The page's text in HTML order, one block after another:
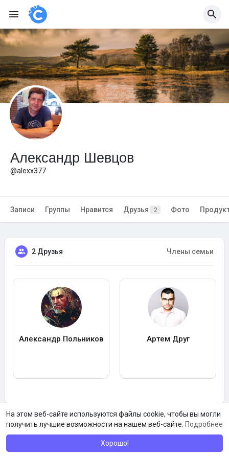
На этом веб-сайте используются файлы cookie, чтобы вы могли
получить лучшие возможности на нашем веб-сайте. Подробнее
Хорошо!
Александр Шевцов
@alexx377
Записи Группы Нравится Друзья 2 Фото
2 Друзья Члены семьи
Александр Польников Артем Друг